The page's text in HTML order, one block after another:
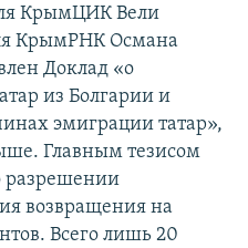
КрымЦИК Вели
КрымРНК Османа
Доклад «о
из Болгарии и
эмиграции татар»,
Главным тезисом
разрешении
возвращения на
Всего лишь 20